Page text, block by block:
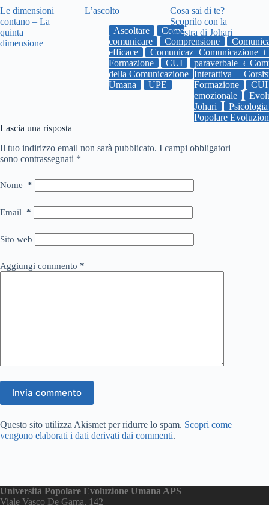
Le dimensioni
contano – La
quinta
dimensione
L’ascolto
Ascoltare
Come
comunicare
Comprensione
efficace
Comunicazione Umana
Formazione
CUI Emozioni
della Comunicazione
uniupe
Umana
UPE
Cosa sai di te?
Scoprilo con la
finestra di Johari
Comunicazione
paraverbale
Interattiva
Corsi
Formazione
CUI
emozionale
Johari
Psicologia
Popolare
Lascia una risposta
Il tuo indirizzo email non sarà pubblicato. I campi obbligatori
sono contrassegnati *
Nome *
Email *
Sito web
Aggiungi commento *
Invia commento
Questo sito utilizza Akismet per ridurre lo spam. Scopri come
vengono elaborati i dati derivati dai commenti.
Università Popolare Evoluzione Umana APS
Viale Vasco De Gama, 142